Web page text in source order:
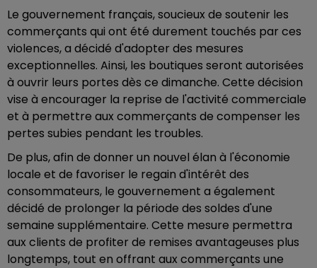
Le gouvernement français, soucieux de soutenir les
commerçants qui ont été durement touchés par ces
violences, a décidé d'adopter des mesures
exceptionnelles. Ainsi, les boutiques seront autorisées
à ouvrir leurs portes dès ce dimanche. Cette décision
vise à encourager la reprise de l'activité commerciale
et à permettre aux commerçants de compenser les
pertes subies pendant les troubles.
De plus, afin de donner un nouvel élan à l'économie
locale et de favoriser le regain d'intérêt des
consommateurs, le gouvernement a également
décidé de prolonger la période des soldes d'une
semaine supplémentaire. Cette mesure permettra
aux clients de profiter de remises avantageuses plus
longtemps, tout en offrant aux commerçants une